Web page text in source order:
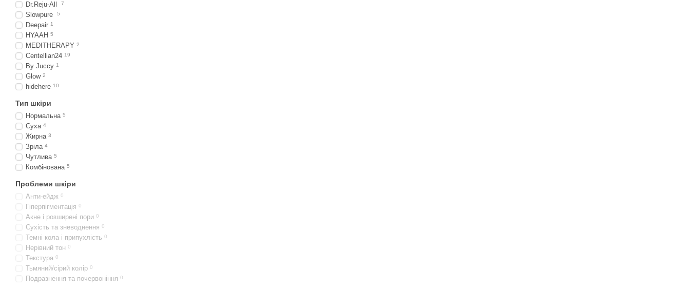
Dr.Reju-All 7
Slowpure 5
Deepair 1
HYAAH 5
MEDITHERAPY 2
Centellian24 19
By Juccy 1
Glow 2
hidehere 10
Тип шкіри
Нормальна 5
Суха 4
Жирна 3
Зріла 4
Чутлива 5
Комбінована 5
Проблеми шкіри
Анти-ейдж 0
Гіперпігментація 0
Акне і розширені пори 0
Сухість та зневоднення 0
Темні кола і припухлість 0
Нерівний тон 0
Текстура 0
Тьмяний/сірий колір 0
Подразнення та почервоніння 0